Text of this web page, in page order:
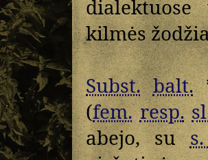
kilmės
Subst. balt.
(fem. resp.
abejo, su